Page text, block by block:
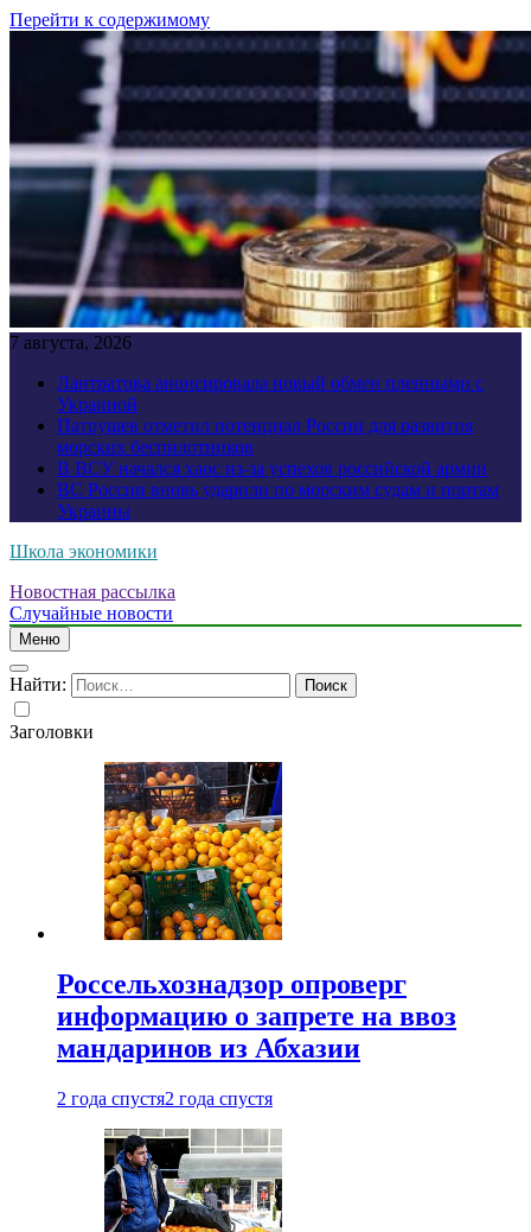
Перейти к содержимому
7 августа, 2026
Лантратова анонсировала новый обмен пленными с
Украиной
Патрушев отметил потенциал России для развития
морских беспилотников
В ВСУ начался хаос из-за успехов российской армии
ВС России вновь ударили по морским судам и портам
Украины
Школа экономики
Новостная рассылка
Случайные новости
Меню
Найти:
Заголовки
Россельхознадзор опроверг
информацию о запрете на ввоз
мандаринов из Абхазии
2 года спустя2 года спустя